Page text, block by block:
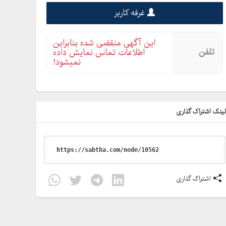
غرفه کاربر
تلفن
این آگهی منقضی شده بنابراین
اطلاعات تماس نمایش داده
نمیشود!
اشتراک گذاری
اشتراک گذاری